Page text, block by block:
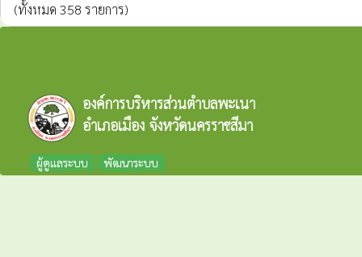
(ทั้งหมด 358 รายการ)
องค์การบริหารส่วนตำบลพะเนา
อำเภอเมือง จังหวัดนครราชสีมา
ผู้ดูแลระบบ พัฒนาระบบ